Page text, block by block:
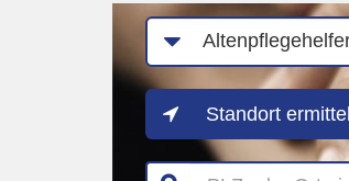
Job-
Kategorie
Standort
PLZ